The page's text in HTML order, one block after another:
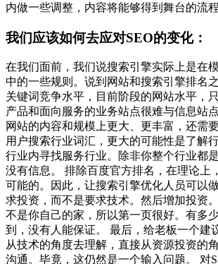
内做一些调整，内容将能够得到舞台的流程
我们应该如何去应对SEO的变化：
在我们面前，我们说搜索引擎实际上是在
中的一些规则。说到网站和搜索引擎排名
关键词竞争水平，目前阶段的网站水平，
产品和面向服务的业务站点很难与信息站
网站的内容和规模上更大、更丰富，还需
用户搜索行业词汇，更大的可能性是了解
行业内寻找服务行业。除非你整个行业都
没有信息。 排除百度官方排名，在理论上
可能的。因此，让搜索引擎优化人员可以
求投资，而不是要求技术。然后增加投资
不是你自己的家，所以第一页很好。有多
到，没有人能保证。 最后，给老板一个建
从技术的角度去理解，直接从资源投资的
沟通。毕竟，这仍然是一个输入问题。 对